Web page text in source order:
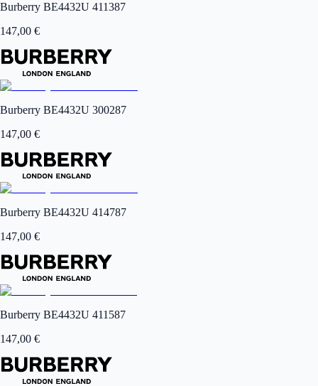
Burberry BE4432U 411387
147,00 €
Burberry BE4432U 300287
147,00 €
Burberry BE4432U 414787
147,00 €
Burberry BE4432U 411587
147,00 €